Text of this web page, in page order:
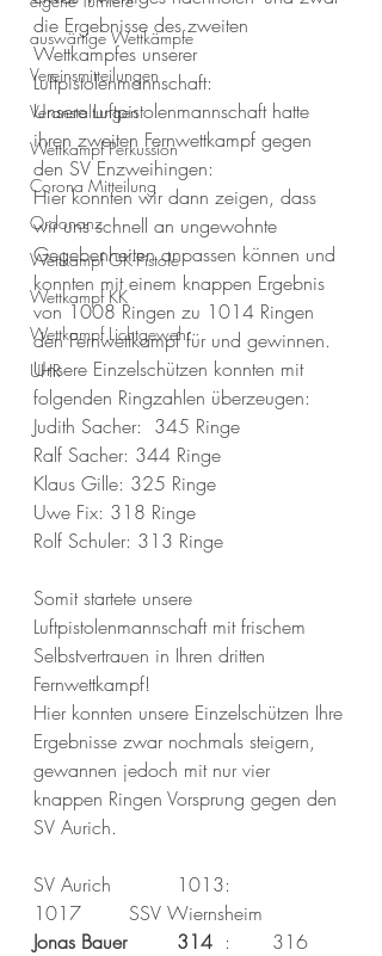
auswärtige Wettkämpfe
Vereinsmitteilungen
Veranstaltungen
Wettkampf Perkussion
Corona Mitteilung
Ordonanz
Wettkampf GK-Pistole
Wettkampf KK
Wettkampf Lichtgewehr
UHR
die Ergebnisse des zweiten
Wettkampfes unserer
Luftpistolenmannschaft:
Unsere Luftpistolenmannschaft hatte
ihren zweiten Fernwettkampf gegen
den SV Enzweihingen:
Hier konnten wir dann zeigen, dass
wir uns schnell an ungewohnte
Gegebenheiten anpassen können und
konnten mit einem knappen Ergebnis
von 1008 Ringen zu 1014 Ringen
den Fernwettkampf für und gewinnen.
Unsere Einzelschützen konnten mit
folgenden Ringzahlen überzeugen:
Judith Sacher:  345 Ringe
Ralf Sacher: 344 Ringe
Klaus Gille: 325 Ringe
Uwe Fix: 318 Ringe
Rolf Schuler: 313 Ringe
Somit startete unsere
Luftpistolenmannschaft mit frischem
Selbstvertrauen in Ihren dritten
Fernwettkampf!
Hier konnten unsere Einzelschützen Ihre
Ergebnisse zwar nochmals steigern,
gewannen jedoch mit nur vier
knappen Ringen Vorsprung gegen den
SV Aurich.
SV Aurich
1013:
1017	SSV Wiernsheim
Jonas Bauer	314 :
316